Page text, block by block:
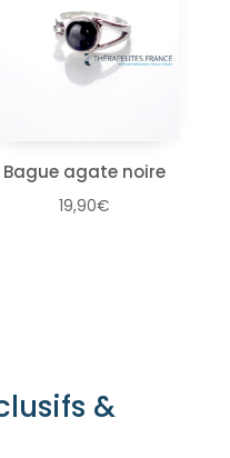
Bague agate noire
19,90€
&